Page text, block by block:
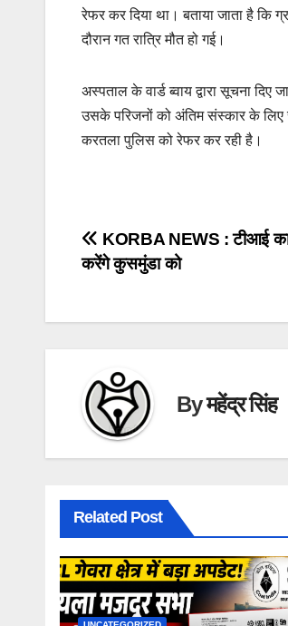
रेफर कर दिया था। बताया जाता है कि
दौरान गत रात्रि मौत हो गई।
अस्पताल के वार्ड ब्वाय द्वारा सूचना
उसके परिजनों को अंतिम संस्कार के लिए
करतला पुलिस को रेफर कर रही है।
Post
navigation
KORBA NEWS : टीआई का
करेंगे कुसमुंडा को
Byमहेंद्र सिंह
Related Post